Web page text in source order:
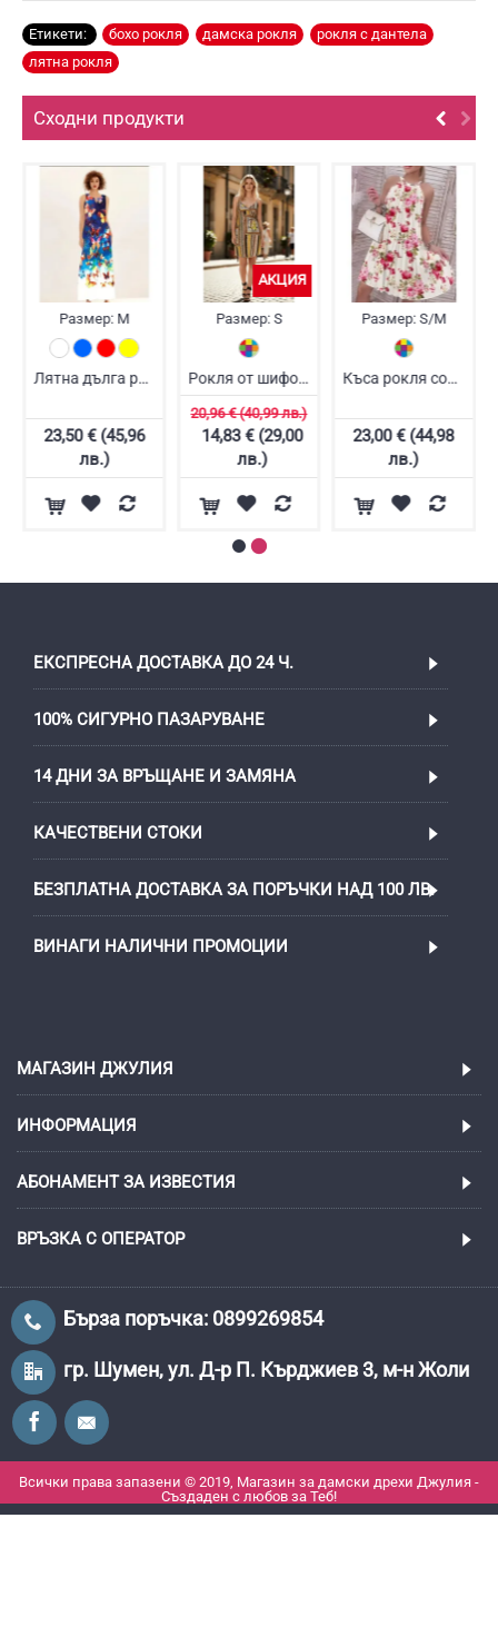
Етикети: бохо рокля дамска рокля рокля с дантела
лятна рокля
Сходни продукти
Размер: M
Лятна дълга рокля без ръкав
23,50 € (45,96
лв.)
АКЦИЯ
Размер:S
Рокля от шифон Марина
20,96 € (40,99 лв.)
14,83 € (29,00
лв.)
Размер: S/M
Къса рокля солей
23,00 € (44,98
лв.)
ЕКСПРЕСНА ДОСТАВКА ДО 24 Ч.
100% СИГУРНО ПАЗАРУВАНЕ
14 ДНИ ЗА ВРЪЩАНЕ И ЗАМЯНА
КАЧЕСТВЕНИ СТОКИ
БЕЗПЛАТНА ДОСТАВКА ЗА ПОРЪЧКИ НАД 100 ЛВ.
ВИНАГИ НАЛИЧНИ ПРОМОЦИИ
МАГАЗИН ДЖУЛИЯ
ИНФОРМАЦИЯ
АБОНАМЕНТ ЗА ИЗВЕСТИЯ
ВРЪЗКА С ОПЕРАТОР
Бърза поръчка: 0899269854
гр. Шумен, ул. Д-р П. Кърджиев 3, м-н Жоли
Всички права запазени © 2019, Магазин за дамски дрехи Джулия -
Създаден с любов за Теб!